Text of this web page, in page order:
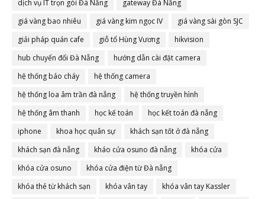
dịch vụ IT trọn gói Đà Nẵng
gateway Đà Nẵng
giá vàng bao nhiêu
giá vàng kim ngọc IV
giá vàng sài gòn SJC
giải pháp quán cafe
giỗ tổ Hùng Vương
hikvision
hub chuyển đổi Đà Nẵng
hướng dẫn cài đặt camera
hệ thống báo cháy
hệ thống camera
hệ thống loa âm trần đà nẵng
hệ thống truyền hình
hệ thống âm thanh
học kế toán
học kết toán đà nẵng
iphone
khoa học quân sự
khách sạn tốt ở đà nẵng
khách sạn đà nẵng
kháo cửa osuno đà nẵng
khóa cửa
khóa cửa osuno
khóa cửa điện từ Đà nẵng
khóa thẻ từ khách sạn
khóa vân tay
khóa vân tay Kassler